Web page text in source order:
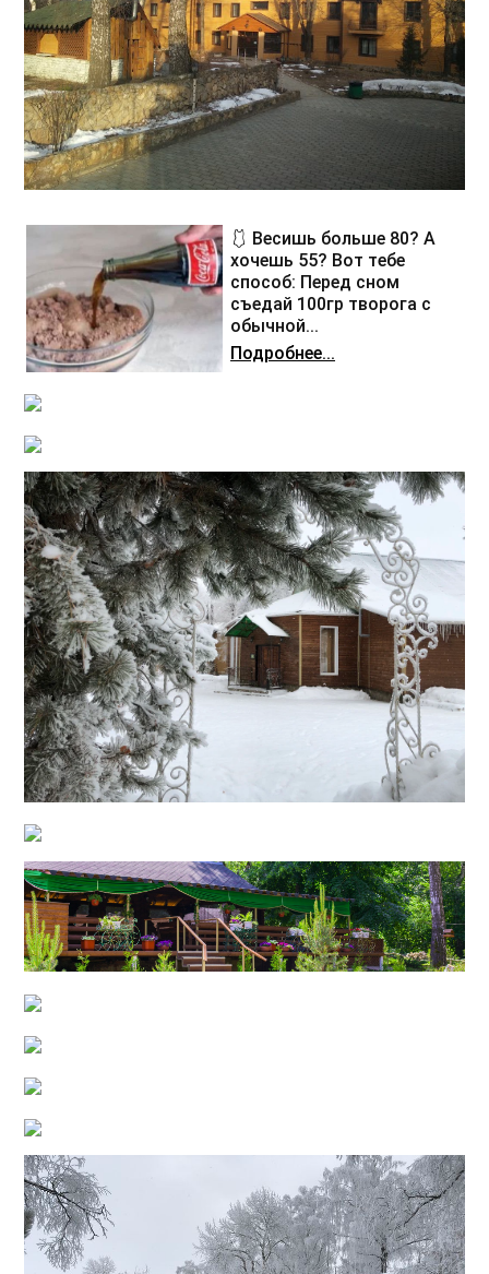
🩱 Весишь больше 80? А
хочешь 55? Вот тебе
способ: Перед сном
съедай 100гр творога с
обычной...
Подробнее...